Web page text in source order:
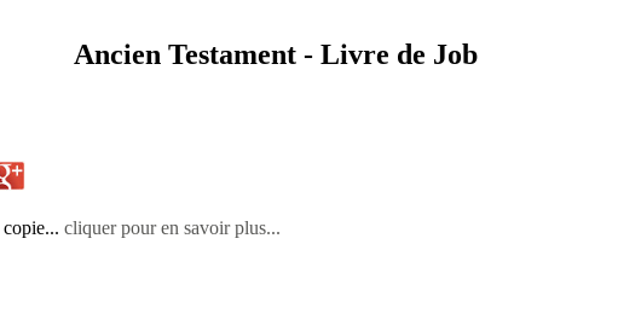
Ancien Testament - Livre de Job
cliquer pour en savoir plus...